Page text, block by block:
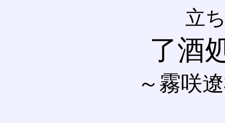
立
了酒
～霧咲